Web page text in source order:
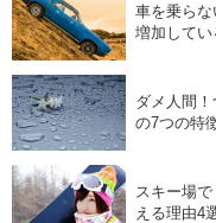
車を乗ら
増加してい
ダメ人間
の7つの特
スキー場
える理由4